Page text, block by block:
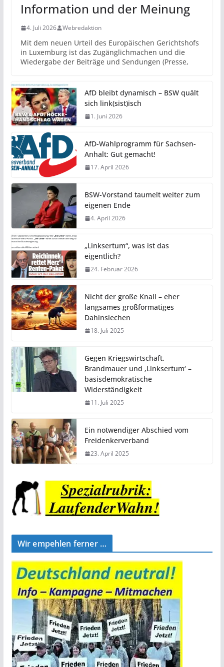
Information und der Meinung
4. Juli 2026 Webredaktion
Mit dem neuen Urteil des Europäischen Gerichtshofs
in Luxemburg ist das Zugänglichmachen und die
Wiedergabe der Beiträge und Sendungen (Presse,
AfD bleibt dynamisch – BSW quält
sich link(sist)isch
1. Juni 2026
AfD-Wahlprogramm für Sachsen-
Anhalt: Gut gemacht!
17. April 2026
BSW-Vorstand taumelt weiter zum
eigenen Ende
4. April 2026
„Linksertum“, was ist das
eigentlich?
24. Februar 2026
Nicht der große Knall – eher
langsames großformatiges
Dahinsiechen
18. Juli 2025
Gegen Kriegswirtschaft,
Brandmauer und ‚Linksertum‘ –
basisdemokratische
Widerständigkeit
11. Juli 2025
Ein notwendiger Abschied vom
Freidenkerverband
23. April 2025
Wir empehlen ferner …